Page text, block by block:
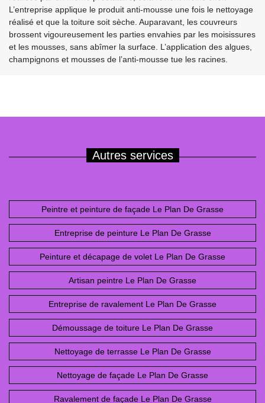
L’entreprise applique le produit anti-mousse une fois le nettoyage
réalisé et que la toiture soit sèche. Auparavant, les couvreurs
brossent vigoureusement les parties envahies par les moisissures
et les mousses, sans abîmer la surface. L’application des algues,
champignons et mousses de l’anti-mousse tue les racines.
Autres services
Peintre et peinture de façade Le Plan De Grasse
Entreprise de peinture Le Plan De Grasse
Peinture et décapage de volet Le Plan De Grasse
Artisan peintre Le Plan De Grasse
Entreprise de ravalement Le Plan De Grasse
Démoussage de toiture Le Plan De Grasse
Nettoyage de terrasse Le Plan De Grasse
Nettoyage de façade Le Plan De Grasse
Ravalement de façade Le Plan De Grasse